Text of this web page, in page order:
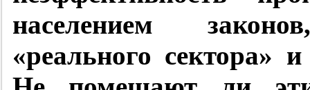
населением
«реального сектора»